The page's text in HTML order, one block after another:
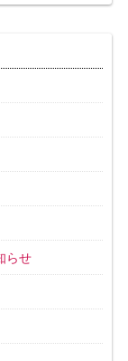
らせ